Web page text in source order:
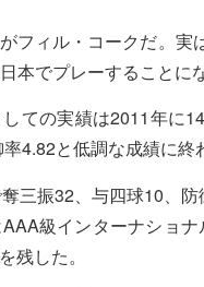
フィル・コークだ。
本でプレーすることにな
ての実績は2011年に
4.82と低調な成績に終
三振32、与四球10、
級インターナショ
残した。